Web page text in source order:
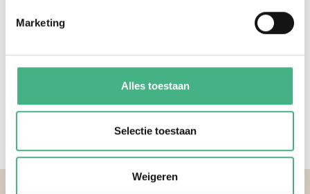
Marketing
Alles toestaan
Selectie toestaan
Weigeren
Vlaardingen?